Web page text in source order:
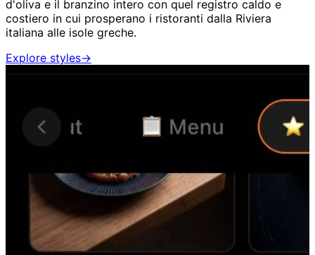
d'oliva e il branzino intero con quel registro caldo e
costiero in cui prosperano i ristoranti dalla Riviera
italiana alle isole greche.
Explore styles→